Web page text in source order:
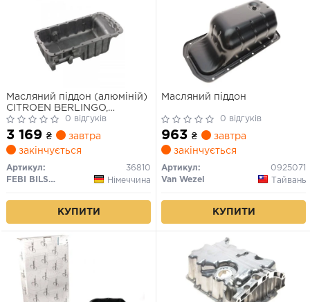
Масляний піддон (алюміній)
CITROEN BERLINGO,
EVASION, JUMPY I, XANTIA,
XSARA FIAT SCUDO, ULYSSE
PEUGEOT 205, 205 I, 205 II,
306, 406, 806, EXPERT,
PARTNER 1.7D-2.0D 08.83-
12.15
0 відгуків
3 169 ₴
завтра
закінчується
Артикул:
36810
FEBI BILSTEIN
Німеччина
КУПИТИ
Масляний піддон
0 відгуків
963 ₴
завтра
закінчується
Артикул:
0925071
Van Wezel
Тайвань
КУПИТИ